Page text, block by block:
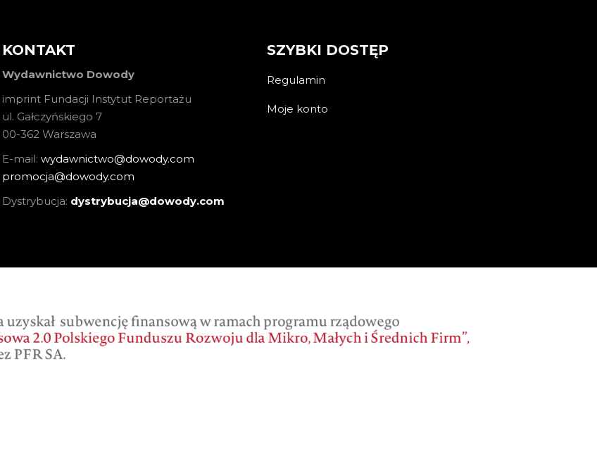
KONTAKT
Wydawnictwo Dowody
imprint Fundacji Instytut Reportażu
ul. Gałczyńskiego 7
00-362 Warszawa
E-mail: wydawnictwo@dowody.com
promocja@dowody.com
Dystrybucja: dystrybucja@dowody.com
SZYBKI DOSTĘP
Regulamin
Moje konto